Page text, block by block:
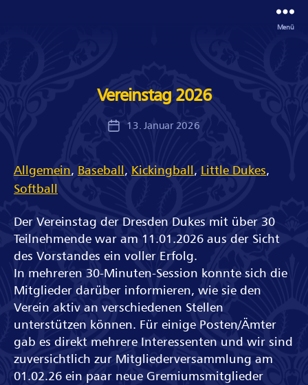
Menü
Vereinstag 2026
Veröffentlichungsdatum
13. Januar 2026
Allgemein, Baseball, Kickingball, Little Dukes
Softball
Der Vereinstag der Dresden Dukes mit über 30
Teilnehmende war am 11.01.2026 aus der Sicht
des Vorstandes ein voller Erfolg.
In mehreren 30-Minuten-Session konnte sich die
Mitglieder darüber informieren, wie sie den
Verein aktiv an verschiedenen Stellen
unterstützen können. Für einige Posten/Ämter
gab es direkt mehrere Interessenten und wir sind
zuversichtlich zur Mitgliederversammlung am
01.02.26 ein paar neue Gremiumsmitglieder